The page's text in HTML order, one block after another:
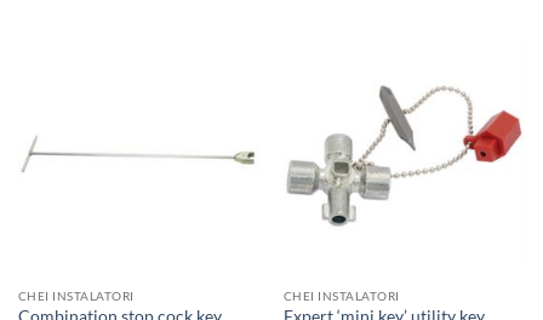
CHEI INSTALATORI CHEI INSTALATORI